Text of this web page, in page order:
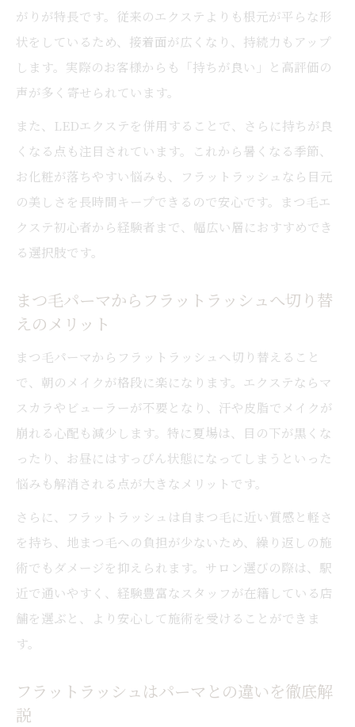
がりが特長です。従来のエクステよりも根元が平らな形
状をしているため、接着面が広くなり、持続力もアップ
します。実際のお客様からも「持ちが良い」と高評価の
声が多く寄せられています。
また、LEDエクステを併用することで、さらに持ちが良
くなる点も注目されています。これから暑くなる季節、
お化粧が落ちやすい悩みも、フラットラッシュなら目元
の美しさを長時間キープできるので安心です。まつ毛エ
クステ初心者から経験者まで、幅広い層におすすめでき
る選択肢です。
まつ毛パーマからフラットラッシュへ切り替
えのメリット
まつ毛パーマからフラットラッシュへ切り替えること
で、朝のメイクが格段に楽になります。エクステならマ
スカラやビューラーが不要となり、汗や皮脂でメイクが
崩れる心配も減少します。特に夏場は、目の下が黒くな
ったり、お昼にはすっぴん状態になってしまうといった
悩みも解消される点が大きなメリットです。
さらに、フラットラッシュは自まつ毛に近い質感と軽さ
を持ち、地まつ毛への負担が少ないため、繰り返しの施
術でもダメージを抑えられます。サロン選びの際は、駅
近で通いやすく、経験豊富なスタッフが在籍している店
舗を選ぶと、より安心して施術を受けることができま
す。
フラットラッシュはパーマとの違いを徹底解
説